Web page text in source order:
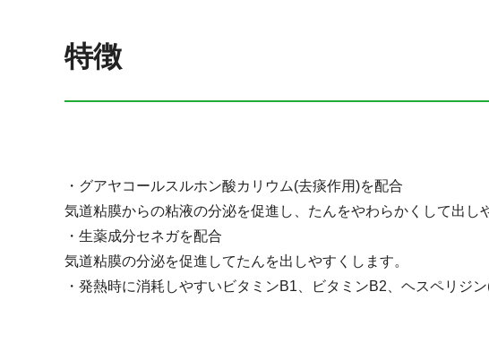
特徴
・グアヤコールスルホン酸カリウム(去痰作用)を配合
気道粘膜からの粘液の分泌を促進し、たんをやわらかくして出し
・生薬成分セネガを配合
気道粘膜の分泌を促進してたんを出しやすくします。
・発熱時に消耗しやすいビタミンB1、ビタミンB2、ヘスペリジ